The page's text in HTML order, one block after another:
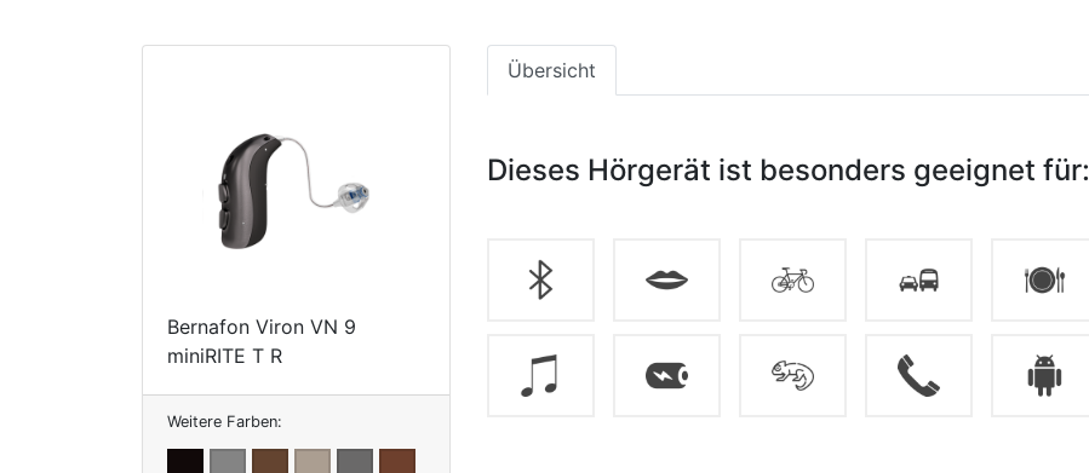
Bernafon Viron VN 9
miniRITE T R
Weitere Farben:
Übersicht
Dieses Hörgerät ist besonders geeignet für: